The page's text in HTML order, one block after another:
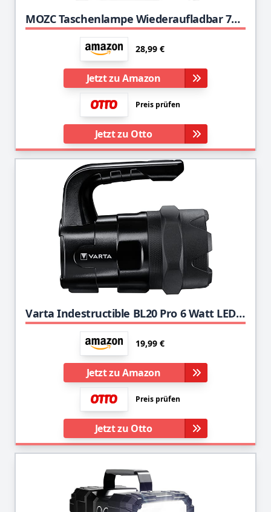
MOZC Taschenlampe Wiederaufladbar 7800 Lumen 8-24h Beleuchtung 800M, LED Handscheinwerfer Tragbare IPX4 Wasserdicht für Outdoor, Abenteuer, Wandern, Notfall, mit Auto-Ladegerät (H-Typ, Silber)
28,99 €
Jetzt zu Amazon
Preis prüfen
Jetzt zu Otto
Varta Indestructible BL20 Pro 6 Watt LED Taschenlampe/Arbeitsleuchte, inkl. 6x AA Longlife Power, wasser- und staubdicht, stoßabsorbierend, eloxiertes Aluminium Gehäuse
19,99 €
Jetzt zu Amazon
Preis prüfen
Jetzt zu Otto